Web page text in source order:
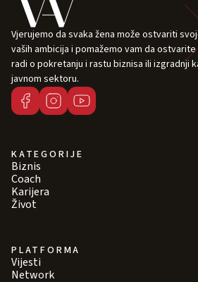
Vjerujemo da svaka žena može ostvariti
vaših ambicija i pomažemo vam da
radi o pokretanju i rastu biznisa ili izgradnji
javnom sektoru.
KATEGORIJE
Biznis
Coach
Karijera
Život
PLATFORMA
Vijesti
Network